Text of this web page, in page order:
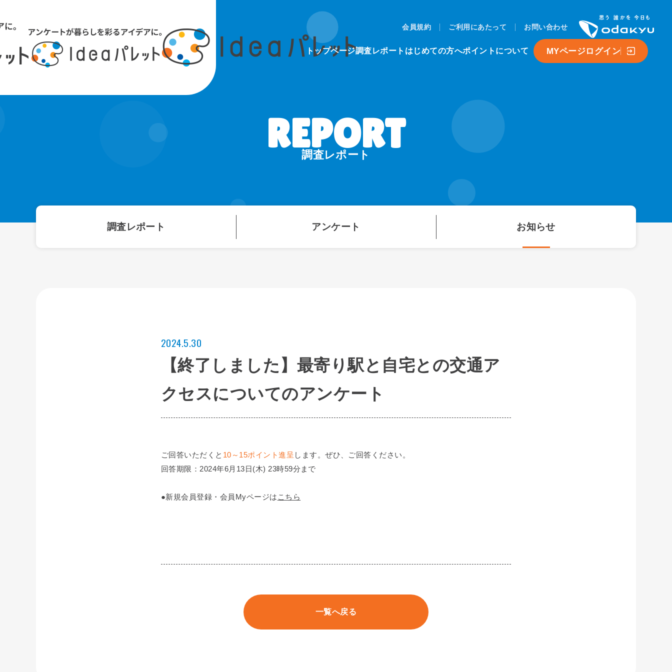
トップページ調査レポート はじめての方へポイントについて MYページログイン
会員規約 ご利用にあたって お問い合わせ
調査レポート
調査レポート アンケート お知らせ
【終了しました】最寄り駅と自宅との交通ア
クセスについてのアンケート
2024.5.30
ご回答いただくと 10～15ポイント進呈 します。ぜひ、ご回答ください。
回答期限：2024年6月13日(木) 23時59分まで
●新規会員登録・会員Myページは こちら
一覧へ戻る